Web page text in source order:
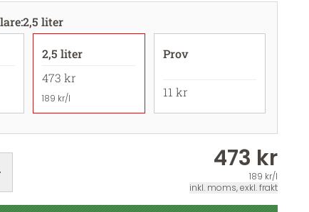
:2,5 liter
2,5 liter
473 kr
189 kr/l
Prov
11 kr
473 kr
189 kr/l
inkl. moms, exkl. frakt